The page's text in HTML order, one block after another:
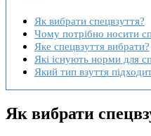
Як вибрати спецвзуття?
Чому потрібно носити
Яке спецвзуття вибрати?
Які існують норми для
Який тип взуття
Як вибрати